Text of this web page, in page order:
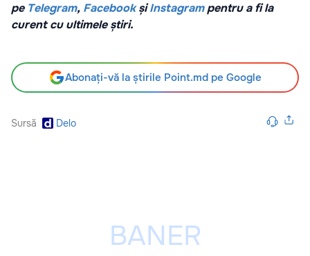
pe Telegram, Facebook șiInstagrampentru a fi la
curent cu ultimele știri.
Abonați-vă la știrile Point.md pe Google
Sursă Delo